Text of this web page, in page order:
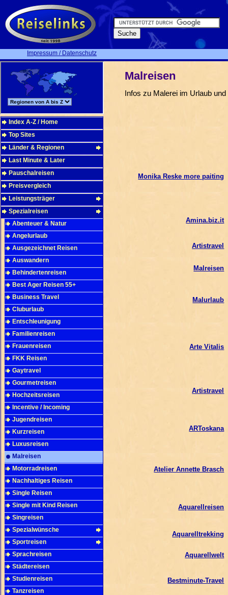
Impressum / Datenschutz
Index A-Z / Home
Top Sites
Länder & Regionen
Last Minute & Later
Pauschalreisen
Preisvergleich
Leistungsträger
Spezialreisen
Abenteuer & Natur
Angelurlaub
Ausgezeichnet Reisen
Auswandern
Behindertenreisen
Best Ager Reisen 55+
Business Travel
Cluburlaub
Entschleunigung
Familienreisen
Frauenreisen
FKK Reisen
Gaytravel
Gourmetreisen
Hochzeitsreisen
Incentive / Incoming
Jugendreisen
Kurzreisen
Luxusreisen
Malreisen
Motorradreisen
Nachhaltiges Reisen
Single Reisen
Single mit Kind Reisen
Singreisen
Spezialwünsche
Sportreisen
Sprachreisen
Städtereisen
Studienreisen
Tanzreisen
Malreisen
Infos zu Malerei im Urlaub
Monika Reske more paiting
Amina.biz.it
Artistravel
Malreisen
Malurlaub
Arte Vitalis
Artistravel
ARToskana
Atelier Annette Brasch
Aquarellreisen
Aquarelltrekking
Aquarellwelt
Bestminute-Travel